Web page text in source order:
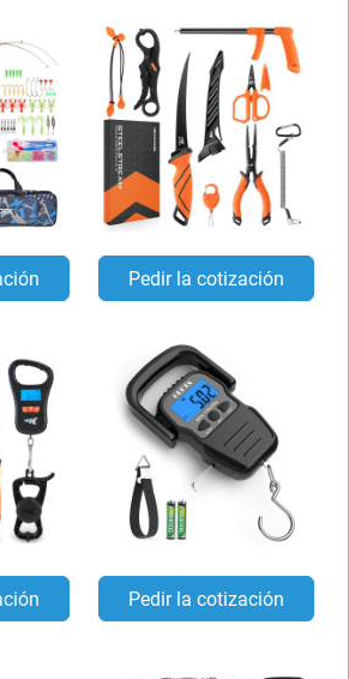
Pedir la cotización
Pedir la cotización